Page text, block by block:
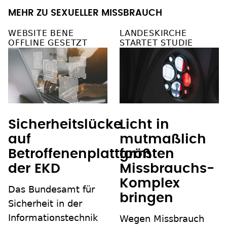
MEHR ZU SEXUELLER MISSBRAUCH
WEBSITE BENE
OFFLINE GESETZT
Sicherheitslücke
auf
Betroffenenplattform
der EKD
Das Bundesamt für
Sicherheit in der
Informationstechnik
LANDESKIRCHE
STARTET STUDIE
Licht in
mutmaßlich
größten
Missbrauchs-
Komplex
bringen
Wegen Missbrauch